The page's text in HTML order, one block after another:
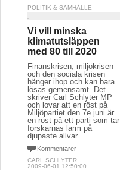
POLITIK & SAMHÄLLE
Vi vill minska
klimatutsläppen
med 80 till 2020
Finanskrisen, miljökrisen
och den sociala krisen
hänger ihop och kan bara
lösas gemensamt. Det
skriver Carl Schlyter MP
och lovar att en röst på
Miljöpartiet den 7e juni är
en röst på ett parti som tar
forskarnas larm på
djupaste allvar.
Kommentarer
CARL SCHLYTER
2009-06-01 12:50:00